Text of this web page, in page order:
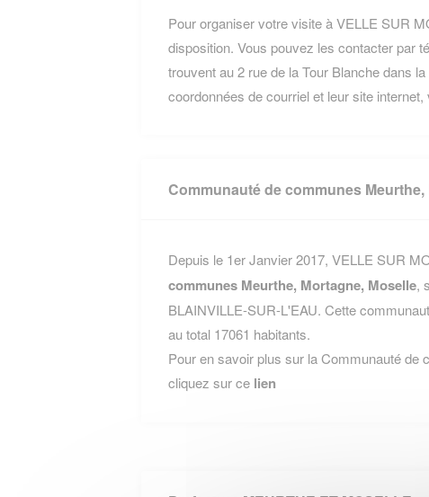
Pour organiser votre visite à VELLE SUR
disposition. Vous pouvez les contacter par
trouvent au 2 rue de la Tour Blanche dans
coordonnées de courriel et leur site
Communauté de communes
Depuis le 1er Janvier 2017, VELLE SUR
communes Meurthe, Mortagne, Moselle,
BLAINVILLE-SUR-L'EAU. Cette
au total 17061 habitants.
Pour en savoir plus sur la Communauté de
cliquez sur ce lien